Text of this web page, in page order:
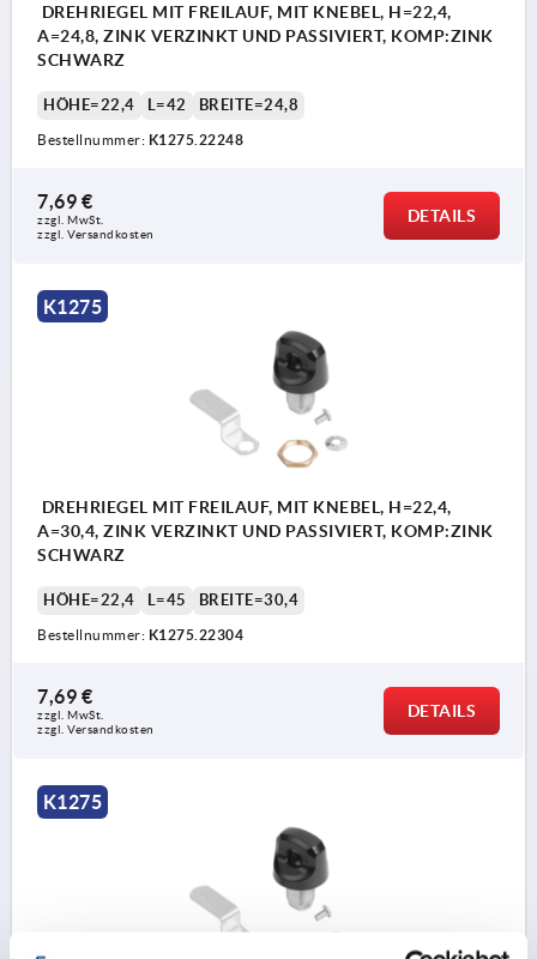
DREHRIEGEL MIT FREILAUF, MIT KNEBEL, H=22,4,
A=24,8, ZINK VERZINKT UND PASSIVIERT, KOMP:ZINK
SCHWARZ
HÖHE=22,4 L=42 BREITE=24,8
Bestellnummer: K1275.22248
7,69 €
zzgl. MwSt.
zzgl. Versandkosten
DETAILS
K1275
DREHRIEGEL MIT FREILAUF, MIT KNEBEL, H=22,4,
A=30,4, ZINK VERZINKT UND PASSIVIERT, KOMP:ZINK
SCHWARZ
HÖHE=22,4 L=45 BREITE=30,4
Bestellnummer: K1275.22304
7,69 €
zzgl. MwSt.
zzgl. Versandkosten
DETAILS
K1275